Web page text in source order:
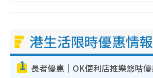
港生活限時優惠情報
1